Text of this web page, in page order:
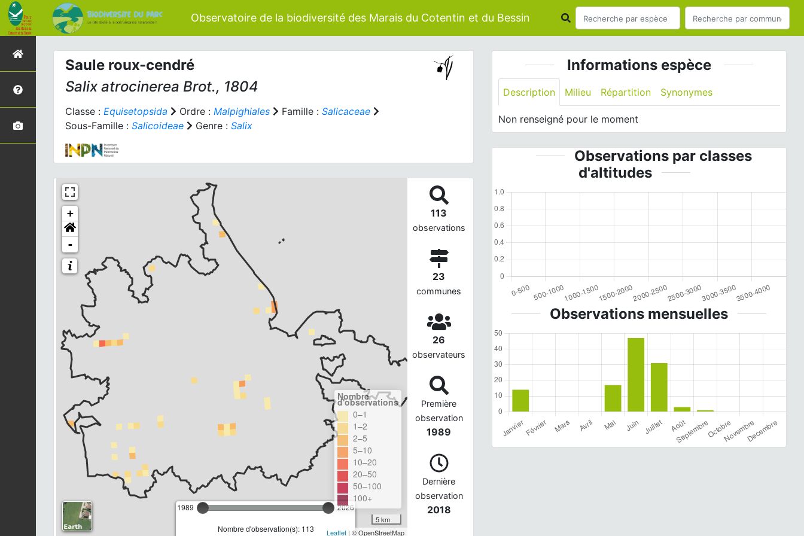
Observatoire de la biodiversité des Marais du Cotentin et du Bessin
Saule roux-cendré
Salix atrocinerea Brot., 1804
Classe : Equisetopsida Ordre : Malpighiales Famille : Salicaceae
Sous-Famille : Salicoideae Genre : Salix
+
-
1989 2026
Nombre d'observation(s): 113
Nombre
d'observations
0–1
1–2
2–5
5–10
10–20
20–50
50–100
100+
5 km
Leaflet | © OpenStreetMap
113
observations
23
communes
26
observateurs
Première
observation
1989
Dernière
observation
2018
Informations espèce
Description Milieu Répartition Synonymes
Non renseigné pour le moment
Observations par classes
d'altitudes
Observations mensuelles